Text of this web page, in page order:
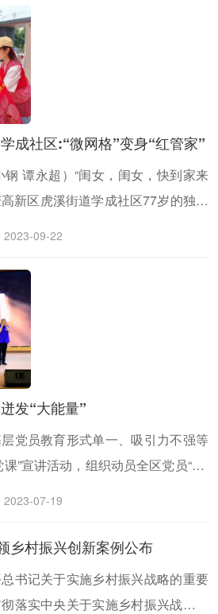
成社区:“微网格”变身“红管家”
谭永超）“闺女，闺女，快到家来
新区虎溪街道学成社区77岁的独居
2023-09-22
发“大能量”
党员教育形式单一、吸引力不强等
”宣讲活动，组织动员全区党员“写”
党课”宣讲活动。
2023-07-19
乡村振兴创新案例公布
书记关于实施乡村振兴战略的重要
落实中央关于实施乡村振兴战略的